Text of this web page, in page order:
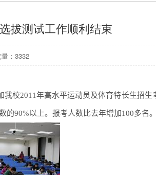
拔测试工作顺利结束
： 3332
校2011年高水平运动员及体育特长生招生
的90%以上。报考人数比去年增加100多名